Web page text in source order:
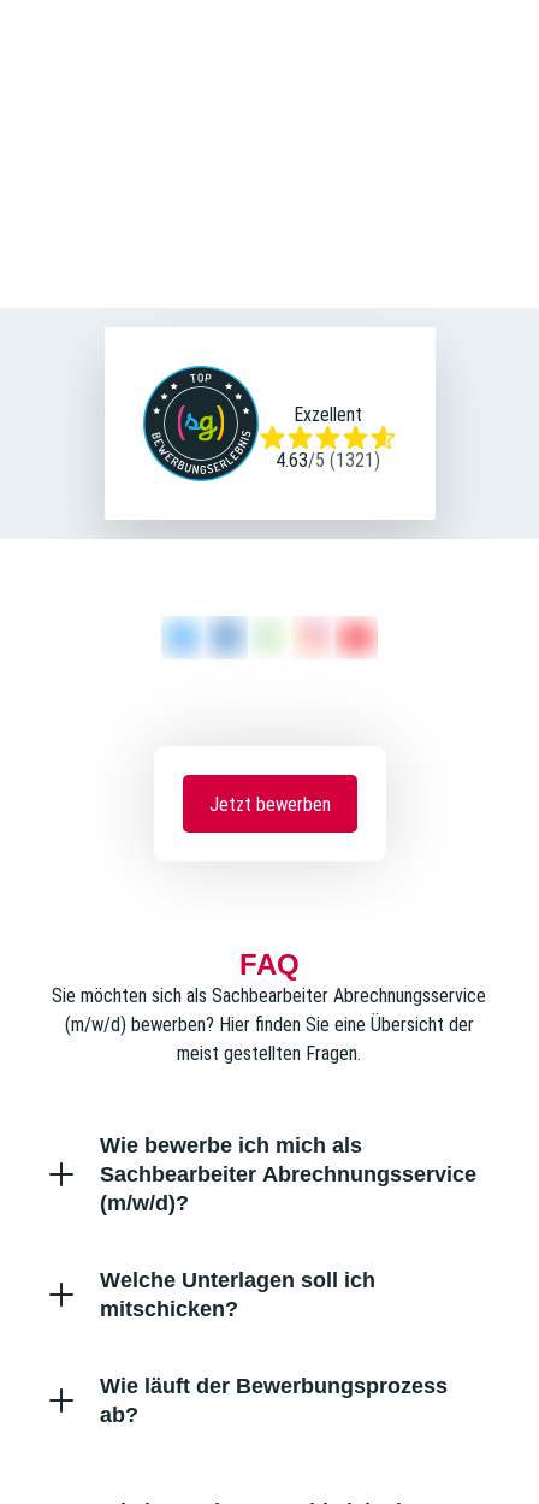
Exzellent
4.63/5 (1321)
Jetzt bewerben
FAQ
Sie möchten sich als Sachbearbeiter Abrechnungsservice
(m/w/d) bewerben? Hier finden Sie eine Übersicht der
meist gestellten Fragen.
Wie bewerbe ich mich als
Sachbearbeiter Abrechnungsservice
(m/w/d)?
Welche Unterlagen soll ich
mitschicken?
Wie läuft der Bewerbungsprozess
ab?